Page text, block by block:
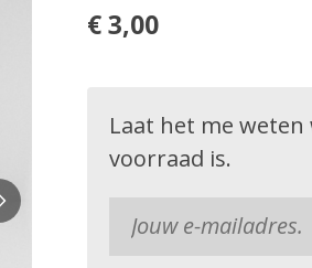
€ 3,00
Laat het me
voorraad is.